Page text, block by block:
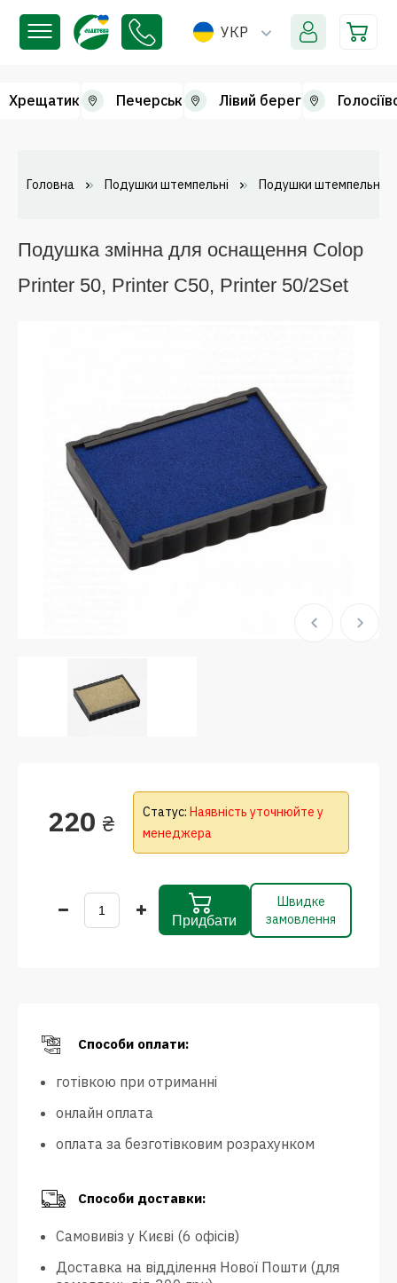
УКР
Хрещатик Печерськ Лівий берег
Головна Подушки штемпельні Подушки штемпельні
Подушка змінна для оснащення Colop
Printer 50, Printer C50, Printer 50/2Set
220 ₴ Статус: Наявність уточнюйте у
менеджера
Придбати
Швидке
замовлення
Способи оплати:
готівкою при отриманні
онлайн оплата
оплата за безготівковим розрахунком
Способи доставки:
Самовивіз у Києві (6 офісів)
Доставка на відділення Нової Пошти (для